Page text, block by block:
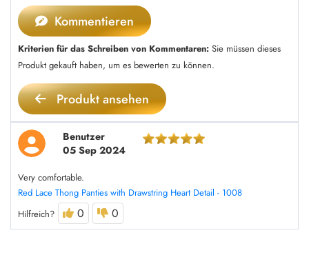
Kommentieren
Kriterien für das Schreiben von Kommentaren: Sie müssen dieses
Produkt gekauft haben, um es bewerten zu können.
Produkt ansehen
Benutzer
05 Sep 2024
Very comfortable.
Red Lace Thong Panties with Drawstring Heart Detail - 1008
Hilfreich?
0 0